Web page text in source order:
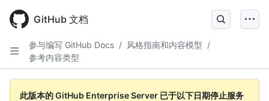
main
content
GitHub 文档
参与编写 GitHub Docs / 风格指南和内容模型 /
参考内容类型
此版本的 GitHub Enterprise Server 已于以下日期停止服务